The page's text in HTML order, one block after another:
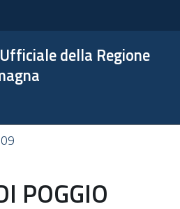
della Regione
POGGIO